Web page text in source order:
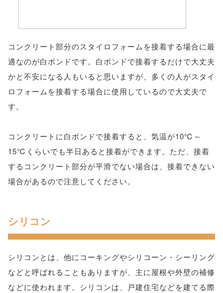
コンクリート部分のスタイロフォームを接着する場合に最
適なのが白ボンドです。白ボンドで接着するだけで大丈夫
かと不安になる人もいると思いますが、多くの人がスタイ
ロフォームを接着する場合に使用しているので大丈夫で
す。
コンクリートに白ボンドで接着すると、気温が10℃～
15℃くらいでも半日あると接着ができます。ただ、接着
するコンクリート部分が平滑でない場合は、接着できない
場合があるので注意してください。
シリコン
シリコンとは、他にコーキングやシリコーン・シーリング
などと呼ばれることもありますが、主に屋根や外壁の補修
などに使われます。シリコンは、戸建住宅などを建てる際